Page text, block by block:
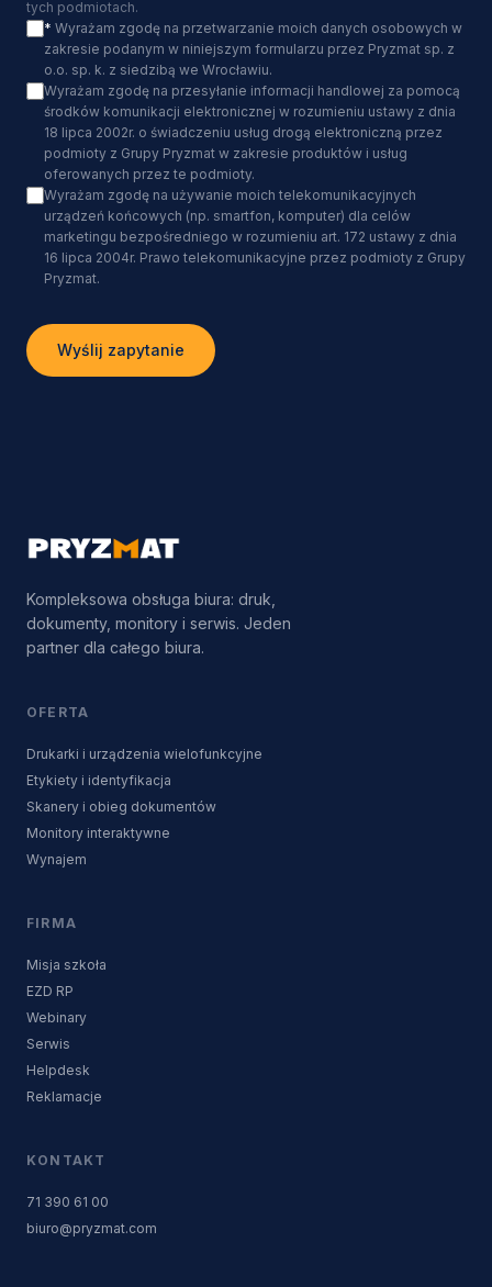
tych podmiotach.
* Wyrażam zgodę na przetwarzanie moich danych osobowych w
zakresie podanym w niniejszym formularzu przez Pryzmat sp. z
o.o. sp. k. z siedzibą we Wrocławiu.
Wyrażam zgodę na przesyłanie informacji handlowej za pomocą
środków komunikacji elektronicznej w rozumieniu ustawy z dnia
18 lipca 2002r. o świadczeniu usług drogą elektroniczną przez
podmioty z Grupy Pryzmat w zakresie produktów i usług
oferowanych przez te podmioty.
Wyrażam zgodę na używanie moich telekomunikacyjnych
urządzeń końcowych (np. smartfon, komputer) dla celów
marketingu bezpośredniego w rozumieniu art. 172 ustawy z dnia
16 lipca 2004r. Prawo telekomunikacyjne przez podmioty z Grupy
Pryzmat.
Wyślij zapytanie
Kompleksowa obsługa biura: druk,
dokumenty, monitory i serwis. Jeden
partner dla całego biura.
OFERTA
Drukarki i urządzenia wielofunkcyjne
Etykiety i identyfikacja
Skanery i obieg dokumentów
Monitory interaktywne
Wynajem
FIRMA
Misja szkoła
EZD RP
Webinary
Serwis
Helpdesk
Reklamacje
KONTAKT
71 390 61 00
biuro@pryzmat.com